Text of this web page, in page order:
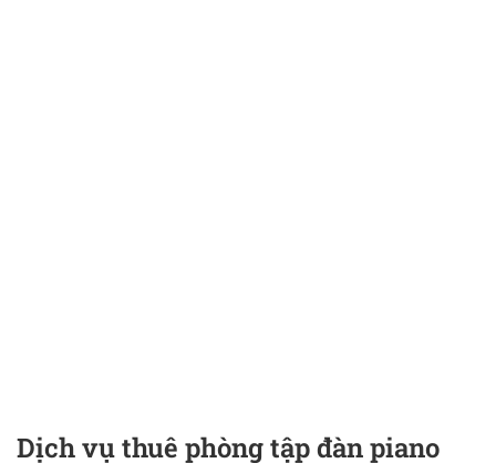
Dịch vụ thuê phòng tập đàn piano